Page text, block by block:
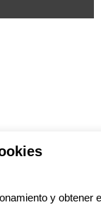
y obtener